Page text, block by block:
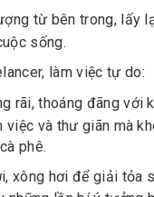
từ bên trong, lấy
sống.
làm việc tự do:
rãi, thoáng đãng với
việc và thư giãn mà
phê.
xông hơi để giải tỏa